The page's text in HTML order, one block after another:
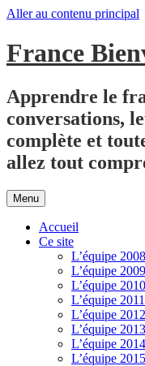
Aller au contenu principal
France
Apprendre le
conversations,
complète et
allez tout
Menu
Accueil
Ce site
L’équipe
L’équipe
L’équipe
L’équipe
L’équipe
L’équipe
L’équipe
L’équipe